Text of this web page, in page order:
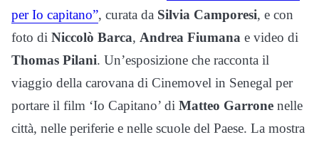
per Io capitano”, curata da Silvia Camporesi, e con
foto di Niccolò Barca, Andrea Fiumana e video di
Thomas Pilani. Un’esposizione che racconta il
viaggio della carovana di Cinemovel in Senegal per
portare il film ‘Io Capitano’ di Matteo Garrone nelle
città, nelle periferie e nelle scuole del Paese. La mostra